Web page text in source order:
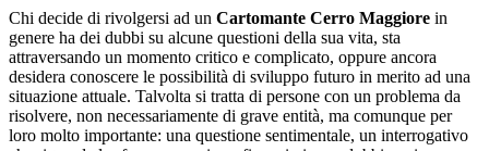
Chi decide di rivolgersi ad un Cartomante Cerro Maggiore in
genere ha dei dubbi su alcune questioni della sua vita, sta
attraversando un momento critico e complicato, oppure ancora
desidera conoscere le possibilità di sviluppo futuro in merito ad una
situazione attuale. Talvolta si tratta di persone con un problema da
risolvere, non necessariamente di grave entità, ma comunque per
loro molto importante: una questione sentimentale, un interrogativo